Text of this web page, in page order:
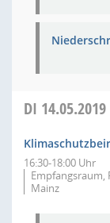
DI 14.05.2019
16:30-18:00 Uhr
Empfangsraum,
Mainz